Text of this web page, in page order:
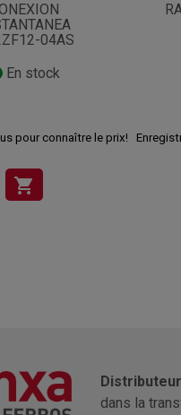
04AS
En stock
pour connaître le prix!
shopping_cart
dans la